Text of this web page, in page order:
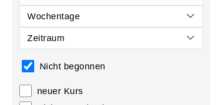
Wochentage
Zeitraum
Nicht begonnen
neuer Kurs